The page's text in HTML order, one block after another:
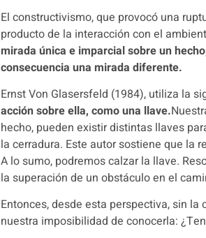
El constructivismo, que provocó una
producto de la interacción con el
mirada única e imparcial sobre un
consecuencia una mirada diferente.
Ernst Von Glasersfeld (1984), utiliza la
acción sobre ella, como una llave.
hecho, pueden existir distintas llaves
la cerradura. Este autor sostiene que la
A lo sumo, podremos calzar la llave.
la superación de un obstáculo en el
Entonces, desde esta perspectiva, sin
nuestra imposibilidad de conocerla: